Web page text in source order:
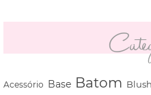
Acessório Base Batom Blush